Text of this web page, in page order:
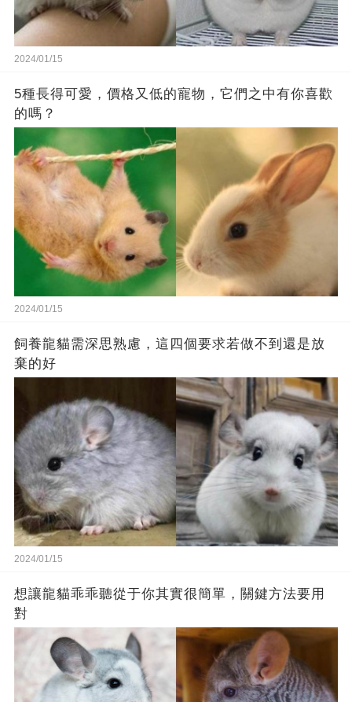
2024/01/15
5種長得可愛，價格又低的寵物，它們之中有你喜歡
的嗎？
2024/01/15
飼養龍貓需深思熟慮，這四個要求若做不到還是放
棄的好
2024/01/15
想讓龍貓乖乖聽從于你其實很簡單，關鍵方法要用
對